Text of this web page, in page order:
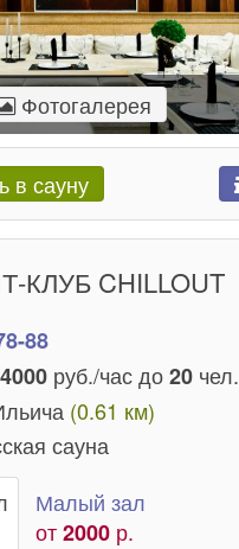
Фотогалерея
в сауну
КЛУБ CHILLOUT
88
4000 руб./час до20 чел.
(0.61 км)
сауна
Малый зал
от2000 р.